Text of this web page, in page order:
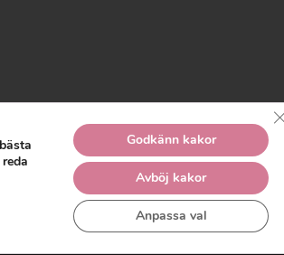
Unga Reumatiker© 2019 - Unga Reumatiker
Godkänn kakor
Avböj kakor
Anpassa val